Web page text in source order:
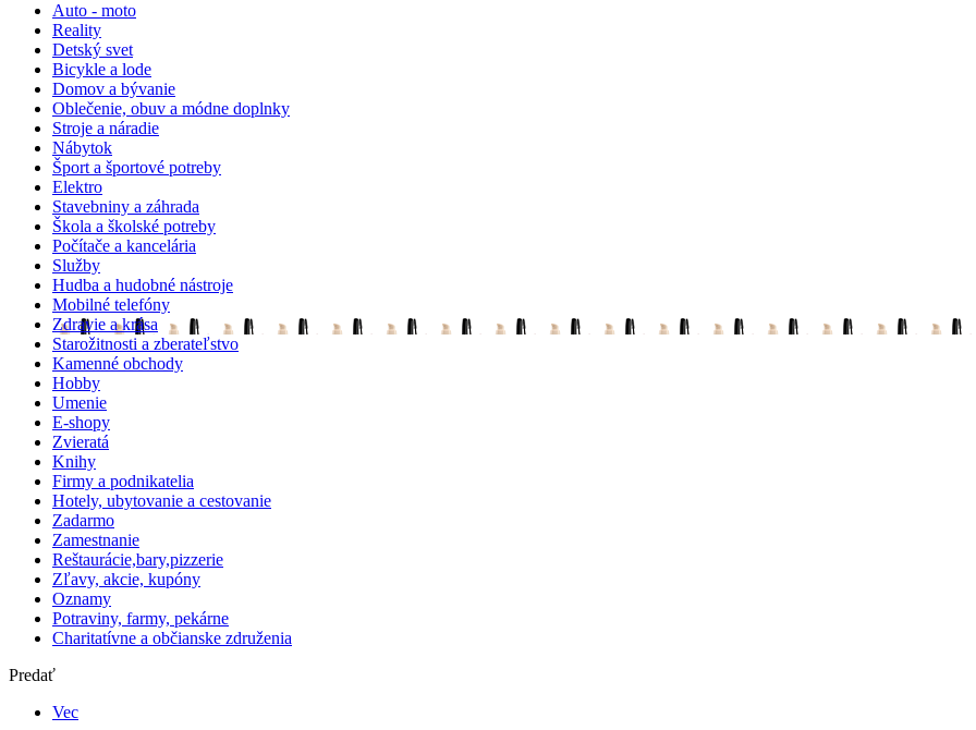
Auto - moto
Reality
Detský svet
Bicykle a lode
Domov a bývanie
Oblečenie, obuv a módne doplnky
Stroje a náradie
Nábytok
Šport a športové potreby
Elektro
Stavebniny a záhrada
Škola a školské potreby
Počítače a kancelária
Služby
Hudba a hudobné nástroje
Mobilné telefóny
Zdravie a krása
Starožitnosti a zberateľstvo
Kamenné obchody
Hobby
Umenie
E-shopy
Zvieratá
Knihy
Firmy a podnikatelia
Hotely, ubytovanie a cestovanie
Zadarmo
Zamestnanie
Reštaurácie,bary,pizzerie
Zľavy, akcie, kupóny
Oznamy
Potraviny, farmy, pekárne
Charitatívne a občianske združenia
Predať
Vec